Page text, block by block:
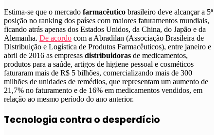
Estima-se que o mercado farmacêutico brasileiro deve alcançar a 5ª
posição no ranking dos países com maiores faturamentos mundiais,
ficando atrás apenas dos Estados Unidos, da China, do Japão e da
Alemanha. De acordo com a Abradilan (Associação Brasileira de
Distribuição e Logística de Produtos Farmacêuticos), entre janeiro e
abril de 2016 as empresas distribuidoras de medicamentos,
produtos para a saúde, artigos de higiene pessoal e cosméticos
faturaram mais de R$ 5 bilhões, comercializando mais de 300
milhões de unidades de remédios, que representam um aumento de
21,7% no faturamento e de 16% em medicamentos vendidos, em
relação ao mesmo período do ano anterior.
Tecnologia contra o desperdício